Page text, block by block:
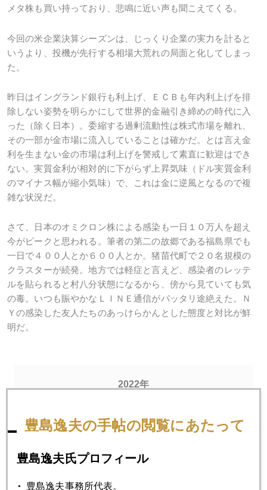
メタ株も買い持っており、悲鳴に近い声も聞こえてくる。
今回の米企業決算シーズンは、じっくり企業の実力を計ると
いうより、投機が先行する相場大荒れの局面と化してしまっ
た。
昨日はイングランド銀行も利上げ、ＥＣＢも年内利上げを排
除しない姿勢を明らかにして世界的金融引き締めの時代に入
った（除く日本）。委縮する過剰流動性は株式市場を離れ、
その一部が金市場に流入していることは確かだ。とは言え金
利を生まない金の市場は利上げを警戒して素直に歓迎はでき
ない。実質金利が相対的に下がらず上昇気味（ドル実質金利
のマイナス幅が縮小気味）で、これは金に逆風となるので複
雑な状況だ。
さて、日本のオミクロン株による感染も一日１０万人を超え
今がピークと思われる。筆者の第二の故郷である福島県でも
一日で４００人とか６００人とか。猪苗代町で２０名規模の
クラスターが続発。地方では軽症と言えど、感染者のレッテ
ルを貼られると村八分状態になるから、傍から見ていても気
の毒。いつも賑やかなＬＩＮＥ通信がパッタリ途絶えた。Ｎ
Ｙの感染した友人たちのあっけらかんとした態度と対比が鮮
明だ。
2022年
7月 8月 9月 10月 11月 12月
豊島逸夫の手帖の閲覧にあたって
豊島逸夫氏プロフィール
豊島逸夫事務所代表。